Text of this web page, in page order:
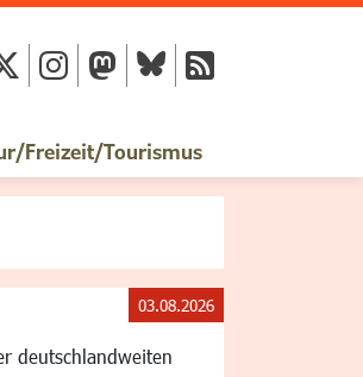
Freizeit/Tourismus
deutschlandweiten
03.08.2026